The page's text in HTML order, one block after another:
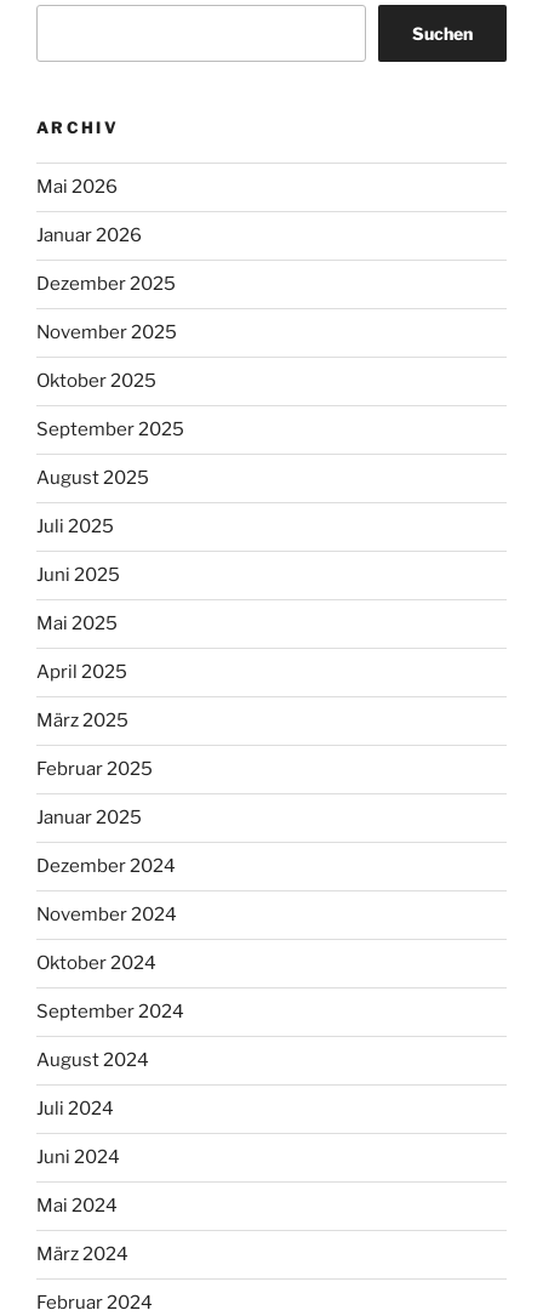
Suchen
ARCHIV
Mai 2026
Januar 2026
Dezember 2025
November 2025
Oktober 2025
September 2025
August 2025
Juli 2025
Juni 2025
Mai 2025
April 2025
März 2025
Februar 2025
Januar 2025
Dezember 2024
November 2024
Oktober 2024
September 2024
August 2024
Juli 2024
Juni 2024
Mai 2024
März 2024
Februar 2024